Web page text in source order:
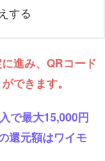
する
進み、QRコード
できます。
で最大15,000円
還元額はワイモ